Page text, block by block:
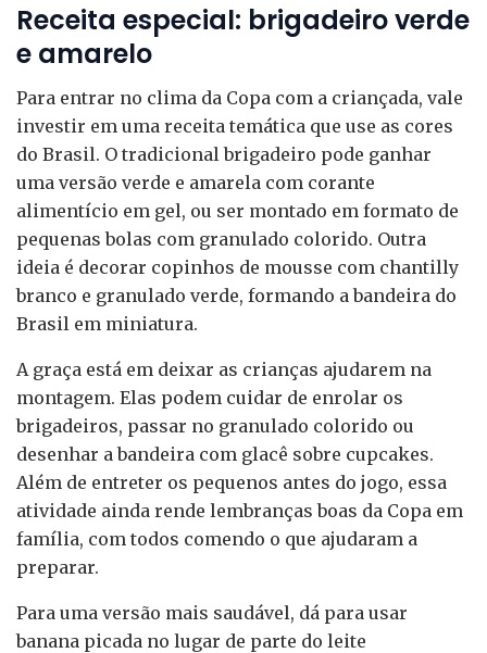
Receita especial: brigadeiro verde
e amarelo
Para entrar no clima da Copa com a criançada, vale
investir em uma receita temática que use as cores
do Brasil. O tradicional brigadeiro pode ganhar
uma versão verde e amarela com corante
alimentício em gel, ou ser montado em formato de
pequenas bolas com granulado colorido. Outra
ideia é decorar copinhos de mousse com chantilly
branco e granulado verde, formando a bandeira do
Brasil em miniatura.
A graça está em deixar as crianças ajudarem na
montagem. Elas podem cuidar de enrolar os
brigadeiros, passar no granulado colorido ou
desenhar a bandeira com glacê sobre cupcakes.
Além de entreter os pequenos antes do jogo, essa
atividade ainda rende lembranças boas da Copa em
família, com todos comendo o que ajudaram a
preparar.
Para uma versão mais saudável, dá para usar
banana picada no lugar de parte do leite